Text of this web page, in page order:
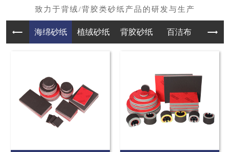
海绵砂纸 植绒砂纸 背胶砂纸 百洁布